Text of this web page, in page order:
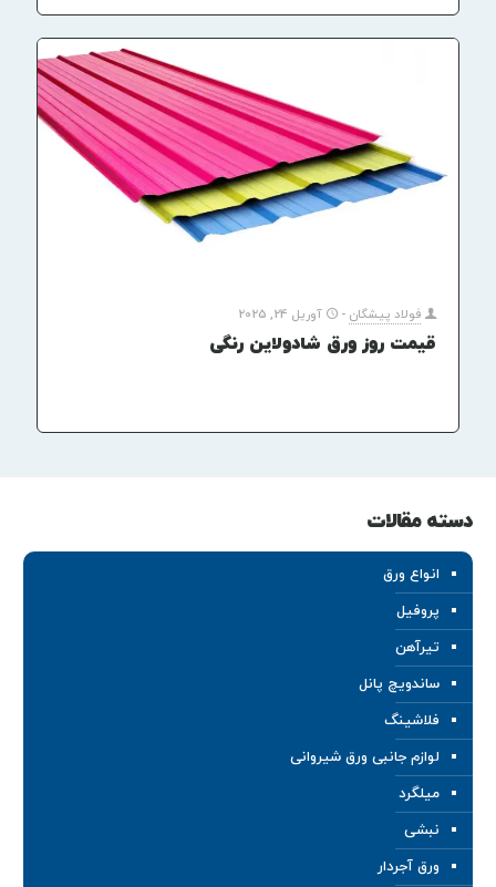
فولاد پیشگان - آوریل 24, 2025
قیمت روز ورق شادولاین رنگی
دسته مقالات
انواع ورق
پروفیل
تیرآهن
ساندویچ پانل
فلاشینگ
لوازم جانبی ورق شیروانی
میلگرد
نبشی
ورق آجردار